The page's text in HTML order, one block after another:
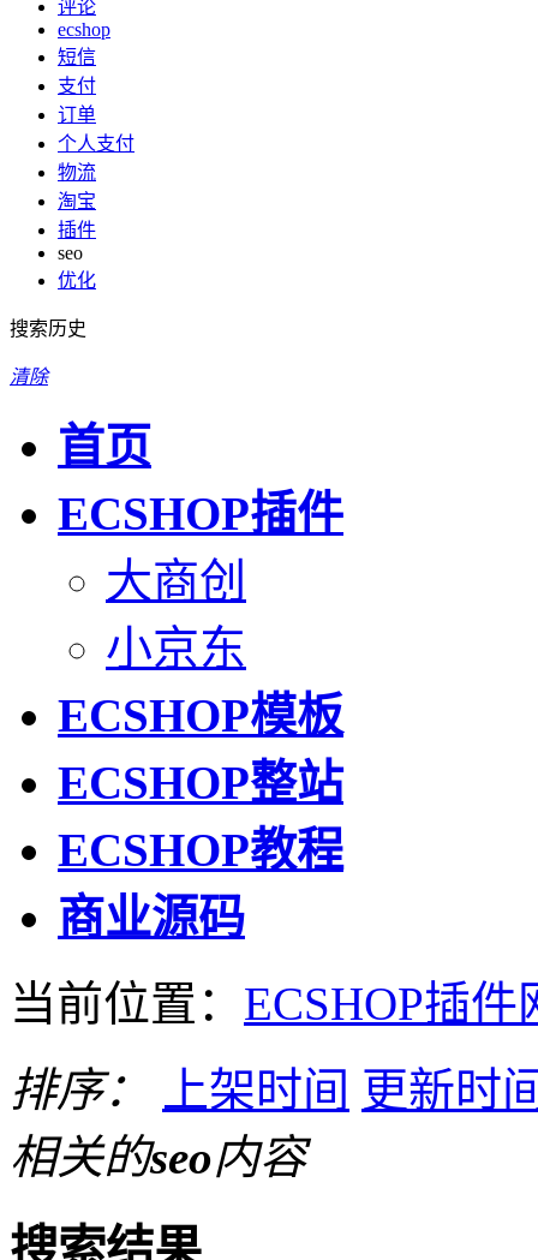
评论
ecshop
短信
支付
订单
个人支付
物流
淘宝
插件
seo
优化
搜索历史
清除
首页
ECSHOP插件
大商创
小京东
ECSHOP模板
ECSHOP整站
ECSHOP教程
商业源码
当前位置： ECSHOP插件
排序：
上架时间 更新时
相关的seo内容